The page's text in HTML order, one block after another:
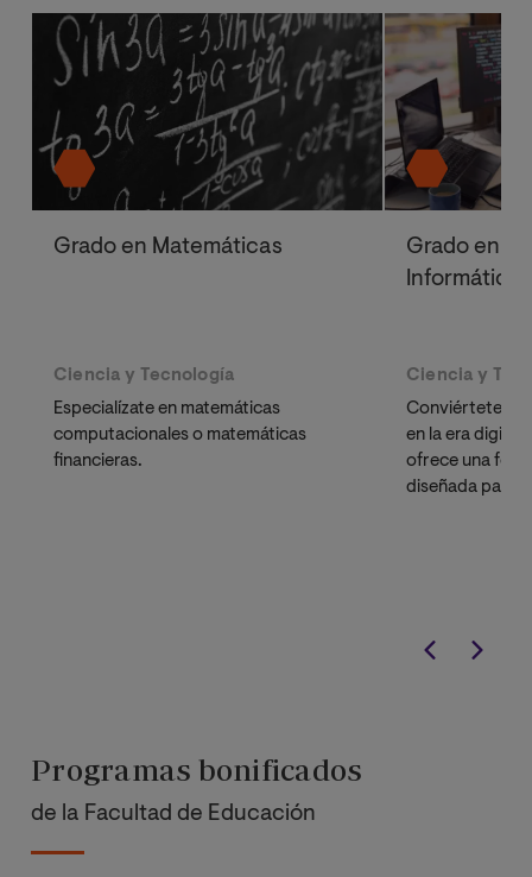
Grado en Matemáticas
Ciencia y Tecnología
Especialízate en matemáticas
computacionales o matemáticas
financieras.
Grado en
Informática
Ciencia y
Conviértete en
en la era
ofrece una
diseñada para
Programas bonificados
de la Facultad de Educación